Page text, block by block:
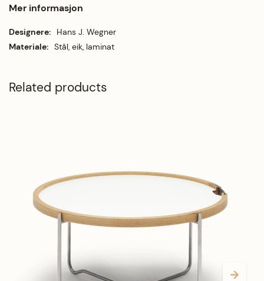
Mer informasjon
Mer informasjonHans J. Wegner
Stål, eik, laminat
Related products